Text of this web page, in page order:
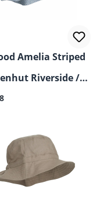
Amelia Striped
Riverside /
de la creme
Preis: